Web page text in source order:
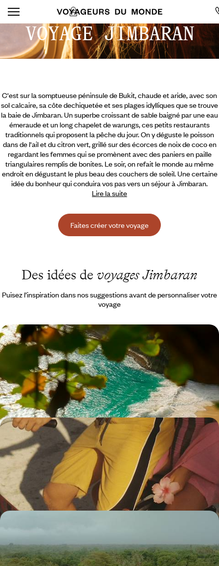
VOYAGE JIMBARAN
C'est sur la somptueuse péninsule de Bukit, chaude et aride, avec son
sol calcaire, sa côte dechiquetée et ses plages idylliques que se trouve
la baie de Jimbaran. Un superbe croissant de sable baigné par une eau
émeraude et un long chapelet de warungs, ces petits restaurants
traditionnels qui proposent la pêche du jour. On y déguste le poisson
dans de l'ail et du citron vert, grillé sur des écorces de noix de coco en
regardant les femmes qui se promènent avec des paniers en paille
triangulaires remplis de bonites. Le soir, on refait le monde au même
endroit en dégustant le plus beau des couchers de soleil.Une certaine
idée du bonheur qui conduira vos pas vers un séjour à Jimbaran.
Lire la suite
Faites créer votre voyage
Des idées de voyages Jimbaran
Puisez l’inspiration dans nos suggestions avant de personnaliser votre
voyage
Bali intime avec les kids - Maisons privées et
lifestyle inspiré
De paysages fabuleux en rencontres marquantes, (re)découvrir
ensemble l'île des dieux dans toute sa diversité
15 jours, de 6600 à 8400 $ CA
Îles légendaires, volcans et villas privées -
L’Indonésie active avec vos ados
Tous ensemble, arpenter Bali, crapahuter de plages en forêts et de
rizières en marchés, puis faire un crochet par l'intriguante Java
20 jours, de 7200 à 9600 $ CA
foules, les secrets de Sumba
Après une escale dans la campagne balinaise, explorer Sumba, île
méconnue au patrimoine culturel riche et à l'identité singulière